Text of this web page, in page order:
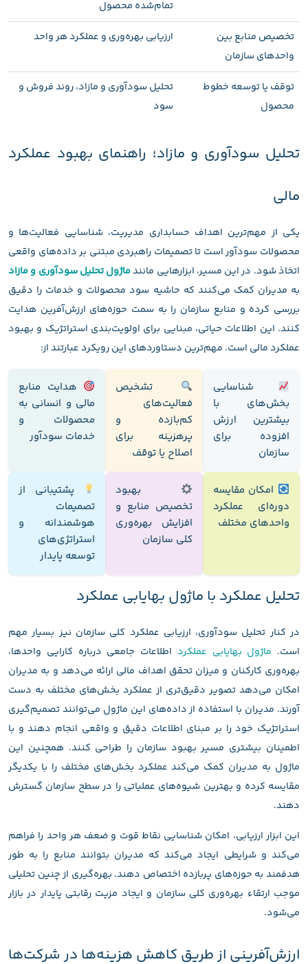
تمام‌شده محصول
تخصیص منابع بین
واحدهای سازمان
ارزیابی بهره‌وری و عملکرد هر واحد
توقف یا توسعه خطوط
محصول
تحلیل سودآوری و مازاد، روند فروش و
سود
تحلیل سودآوری و مازاد؛ راهنمای بهبود عملکرد
مالی
یکی از مهم‌ترین اهداف حسابداری مدیریت، شناسایی فعالیت‌ها و
محصولات سودآور است تا تصمیمات راهبردی مبتنی بر داده‌های واقعی
اتخاذ شود. در این مسیر، ابزارهایی مانندماژول تحلیل سودآوری و مازاد
به مدیران کمک می‌کنند که حاشیه سود محصولات و خدمات را دقیق
بررسی کرده و منابع سازمان را به سمت حوزه‌های ارزش‌آفرین هدایت
کنند. این اطلاعات حیاتی، مبنایی برای اولویت‌بندی استراتژیک و بهبود
عملکرد مالی است. مهم‌ترین دستاوردهای این رویکرد عبارتند از:
شناسایی
بخش‌های با
بیشترین ارزش
افزوده برای
سازمان
تشخیص
فعالیت‌های
کم‌بازده و
پرهزینه برای
اصلاح یا توقف
هدایت منابع
مالی و انسانی به
محصولات و
خدمات سودآور
امکان مقایسه
دوره‌ای عملکرد
واحدهای مختلف
بهبود
تخصیص منابع و
افزایش بهره‌وری
کلی سازمان
پشتیبانی از
تصمیمات
هوشمندانه و
استراتژی‌های
توسعه پایدار
تحلیل عملکرد با ماژول بهایابی عملکرد
در کنار تحلیل سودآوری، ارزیابی عملکرد کلی سازمان نیز بسیار مهم
است. ماژول بهایابی عملکرد اطلاعات جامعی درباره کارایی واحدها،
بهره‌وری کارکنان و میزان تحقق اهداف مالی ارائه می‌دهد و به مدیران
امکان می‌دهد تصویر دقیق‌تری از عملکرد بخش‌های مختلف به دست
آورند. مدیران با استفاده از داده‌های این ماژول می‌توانند تصمیم‌گیری
استراتژیک خود را بر مبنای اطلاعات دقیق و واقعی انجام دهند و با
اطمینان بیشتری مسیر بهبود سازمان را طراحی کنند. همچنین این
ماژول به مدیران کمک می‌کند عملکرد بخش‌های مختلف را با یکدیگر
مقایسه کرده و بهترین شیوه‌های عملیاتی را در سطح سازمان گسترش
دهند.
این ابزار ارزیابی، امکان شناسایی نقاط قوت و ضعف هر واحد را فراهم
می‌کند و شرایطی ایجاد می‌کند که مدیران بتوانند منابع را به طور
هدفمند به حوزه‌های پربازده اختصاص دهند. بهره‌گیری از چنین تحلیلی
موجب ارتقاء بهره‌وری کلی سازمان و ایجاد مزیت رقابتی پایدار در بازار
می‌شود.
ارزش‌آفرینی از طریق کاهش هزینه‌ها در شرکت‌ها